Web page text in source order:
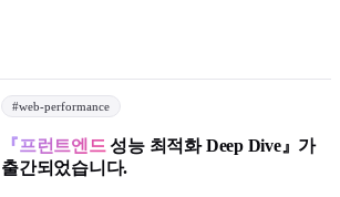
#web-performance
『프런트엔드성능 최적화 Deep Dive』가
출간되었습니다.